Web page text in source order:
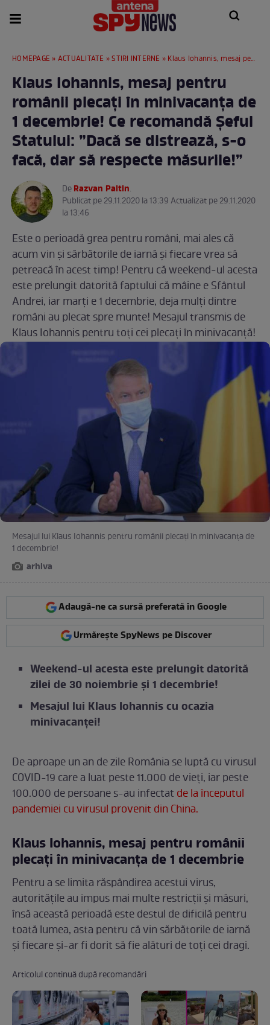
HOMEPAGE » ACTUALITATE »STIRI INTERNE » Klaus Iohannis, mesaj pentru românii plecați în minivacanța de 1 decembrie! Ce recomandă Șeful Statului: ”Dacă se distrează, s-o facă, dar să respecte măsurile!”
Klaus Iohannis, mesaj pentru
românii plecați în minivacanța de
1 decembrie! Ce recomandă Șeful
Statului: ”Dacă se distrează, s-o
facă, dar să respecte măsurile!”
DeRazvan Paltin.
Publicat pe 29.11.2020 la 13:39 Actualizat pe 29.11.2020
la 13:46
Este o perioadă grea pentru români, mai ales că
acum vin și sărbătorile de iarnă și fiecare vrea să
petreacă în acest timp! Pentru că weekend-ul acesta
este prelungit datorită faptului că mâine e Sfântul
Andrei, iar marți e 1 decembrie, deja mulți dintre
români au plecat spre munte! Mesajul transmis de
Klaus Iohannis pentru toți cei plecați în minivacanță!
Mesajul lui Klaus Iohannis pentru românii plecați în minivacanța de
1 decembrie!
arhiva
Adaugă-ne ca sursă preferată în Google
Urmărește SpyNews pe Discover
Weekend-ul acesta este prelungit datorită
zilei de 30 noiembrie și 1 decembrie!
Mesajul lui Klaus Iohannis cu ocazia
minivacanței!
De aproape un an de zile România se luptă cu virusul
COVID-19 care a luat peste 11.000 de vieți, iar peste
100.000 de persoane s-au infectat de la începutul
pandemiei cu virusul provenit din China.
Klaus Iohannis, mesaj pentru românii
plecați în minivacanța de 1 decembrie
Pentru a se limita răspândirea acestui virus,
autoritățile au impus mai multe restricții și măsuri,
însă această perioadă este destul de dificilă pentru
toată lumea, asta pentru că vin sărbătorile de iarnă
și fiecare și-ar fi dorit să fie alături de toți cei dragi.
Articolul continuă după recomandări